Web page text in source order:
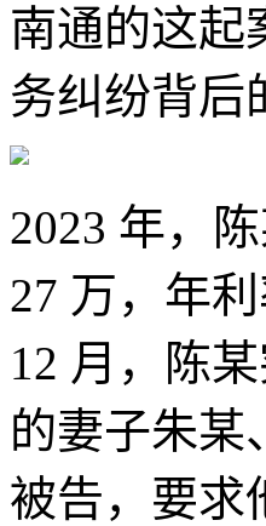
南通的这起
务纠纷背后
2023 年，
27 万，年
12 月，陈
的妻子朱某
被告，要求